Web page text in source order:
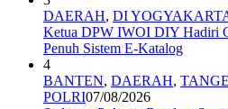
DAERAH, DI
Ketua DPW IWOI DIY Hadiri
Penuh Sistem E-Katalog
4
BANTEN, DAERAH,
POLRI07/08/2026